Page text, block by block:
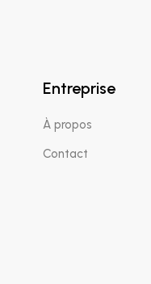
Entreprise
À propos
Contact